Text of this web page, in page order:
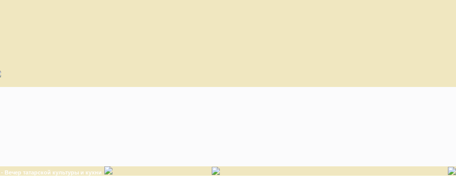
- Вечер татарской культуры и кухни